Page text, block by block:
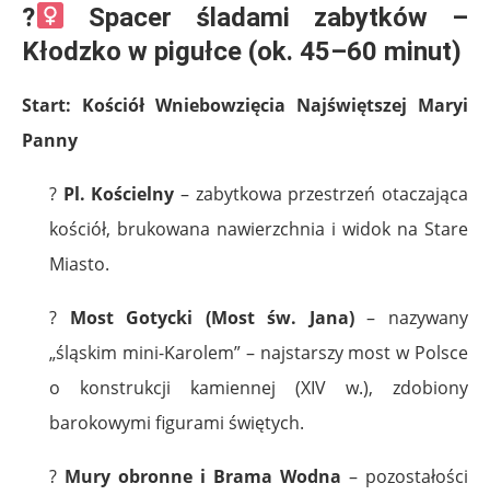
?‍
Spacer śladami zabytków –
Kłodzko w pigułce (ok. 45–60 minut)
Start: Kościół Wniebowzięcia Najświętszej Maryi
Panny
? Pl. Kościelny – zabytkowa przestrzeń otaczająca
kościół, brukowana nawierzchnia i widok na Stare
Miasto.
? Most Gotycki (Most św. Jana)– nazywany
„śląskim mini-Karolem” – najstarszy most w Polsce
o konstrukcji kamiennej (XIV w.), zdobiony
barokowymi figurami świętych.
? Mury obronne i Brama Wodna – pozostałości